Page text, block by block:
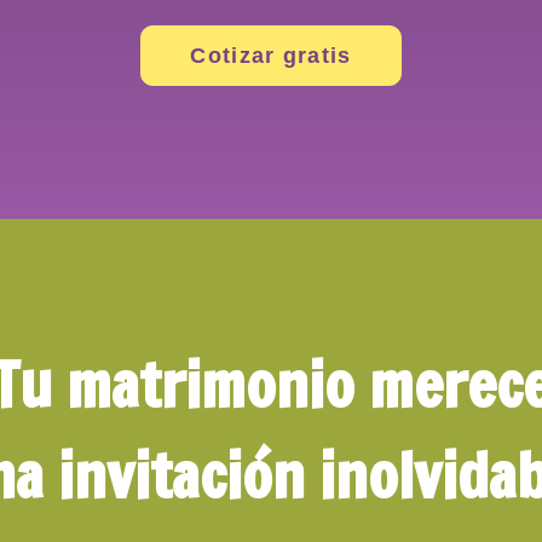
Cotizar gratis
matrimonio
invitación